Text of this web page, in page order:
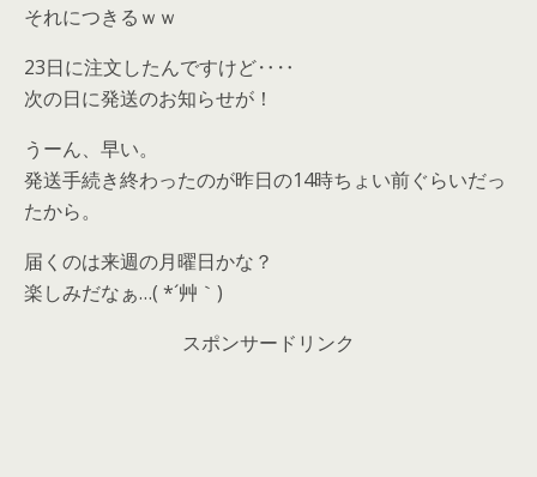
それにつきるｗｗ
23日に注文したんですけど‥‥
次の日に発送のお知らせが！
うーん、早い。
発送手続き終わったのが昨日の14時ちょい前ぐらいだっ
たから。
届くのは来週の月曜日かな？
楽しみだなぁ…( *´艸｀)
スポンサードリンク